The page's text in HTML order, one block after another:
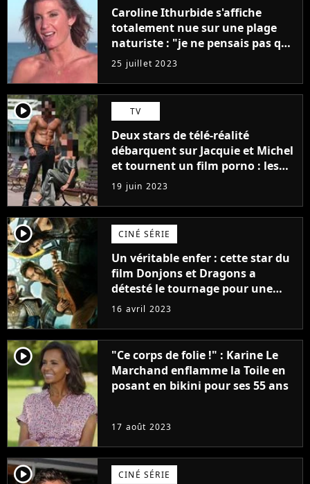
Caroline Ithurbide s'affiche
totalement nue sur une plage
naturiste : "je ne pensais pas que
j'arriverais à le faire..."
25 juillet 2023
player2 TV
Deux stars de télé-réalité
débarquent sur Jacquie et Michel
et tournent un film porno : les
premières images du tournage
(exclu)
19 juin 2023
player2 CINÉ SÉRIE
Un véritable enfer : cette star du
film Donjons et Dragons a
détesté le tournage pour une
raison très spéciale
16 avril 2023
player2
"Ce corps de folie !" : Karine Le
Marchand enflamme la Toile en
posant en bikini pour ses 55 ans
17 août 2023
player2 CINÉ SÉRIE